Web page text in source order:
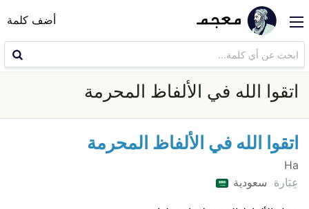
أضف كلمة
اتقوا الله في الألفاظ المحرمة
اتقوا الله في الألفاظ المحرمة
Ha
عِبَارة سعودية